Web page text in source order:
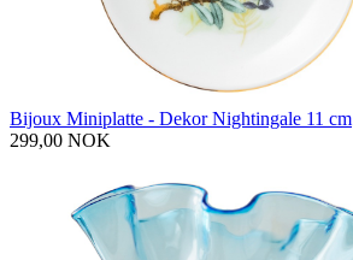
Bijoux Miniplatte - Dekor Nightingale 11 cm
299,00 NOK